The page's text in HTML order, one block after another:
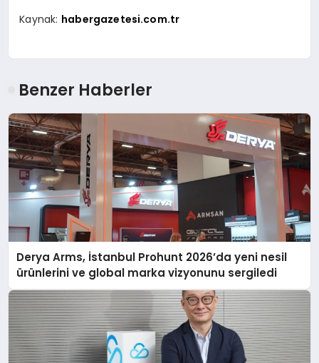
Kaynak: habergazetesi.com.tr
Benzer Haberler
Derya Arms, İstanbul Prohunt 2026’da yeni nesil
ürünlerini ve global marka vizyonunu sergiledi